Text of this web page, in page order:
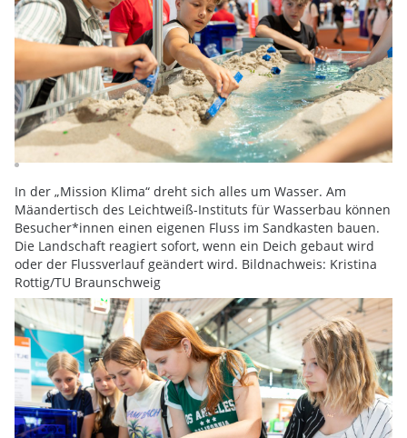
In der „Mission Klima“ dreht sich alles um Wasser. Am
Mäandertisch des Leichtweiß-Instituts für Wasserbau können
Besucher*innen einen eigenen Fluss im Sandkasten bauen.
Die Landschaft reagiert sofort, wenn ein Deich gebaut wird
oder der Flussverlauf geändert wird. Bildnachweis: Kristina
Rottig/TU Braunschweig